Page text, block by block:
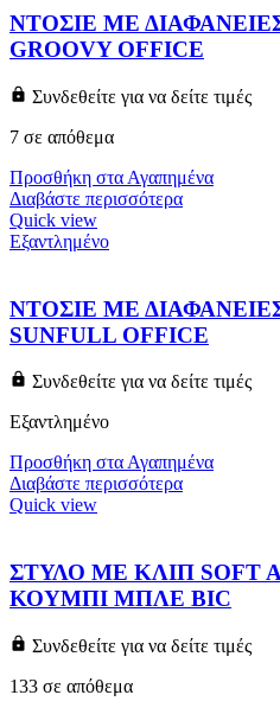
ΝΤΟΣΙΕ ΜΕ
GROOVY OFFICE
Συνδεθείτε για να δείτε τιμές
7 σε απόθεμα
Προσθήκη στα Αγαπημένα
Διαβάστε περισσότερα
Quick view
Εξαντλημένο
ΝΤΟΣΙΕ ΜΕ
SUNFULL OFFICE
Συνδεθείτε για να δείτε τιμές
Εξαντλημένο
Προσθήκη στα Αγαπημένα
Διαβάστε περισσότερα
Quick view
ΣΤΥΛΟ ΜΕ ΚΛΙΠ SOFT
ΚΟΥΜΠΙ ΜΠΛΕ BIC
Συνδεθείτε για να δείτε τιμές
133 σε απόθεμα